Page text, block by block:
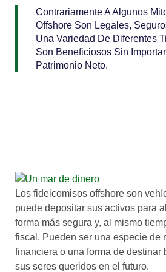
Contrariamente A Algunos
Offshore Son Legales,
Una Variedad De Diferentes
Son Beneficiosos Sin
Patrimonio Neto.
Los fideicomisos offshore son
puede depositar sus activos para
forma más segura y, al mismo
fiscal. Pueden ser una especie de
financiera o una forma de destinar
sus seres queridos en el futuro.